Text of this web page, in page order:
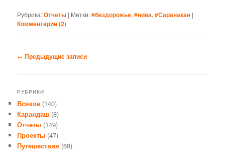
Рубрика:Отчеты | Метки:#бездорожье,#нива,#Саранакан |
Комментарии (2)
Навигация
записям
← Предыдущие записи
РУБРИКИ
Всякое (140)
Карандаш (8)
Отчеты (149)
Проекты (47)
Путешествия (68)